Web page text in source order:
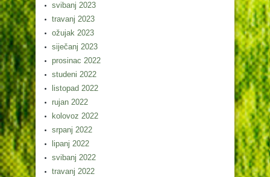
svibanj 2023
travanj 2023
ožujak 2023
siječanj 2023
prosinac 2022
studeni 2022
listopad 2022
rujan 2022
kolovoz 2022
srpanj 2022
lipanj 2022
svibanj 2022
travanj 2022